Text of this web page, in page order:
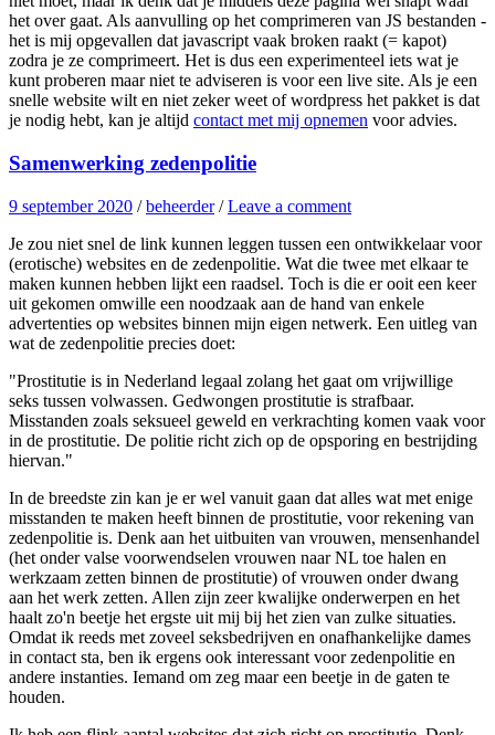
het over gaat. Als aanvulling op het comprimeren van JS bestanden -
het is mij opgevallen dat javascript vaak broken raakt (= kapot)
zodra je ze comprimeert. Het is dus een experimenteel iets wat je
kunt proberen maar niet te adviseren is voor een live site. Als je een
snelle website wilt en niet zeker weet of wordpress het pakket is dat
je nodig hebt, kan je altijd contact met mij opnemen voor advies.
Samenwerking zedenpolitie
9 september 2020 /beheerder /Leave a comment
Je zou niet snel de link kunnen leggen tussen een ontwikkelaar voor
(erotische) websites en de zedenpolitie. Wat die twee met elkaar te
maken kunnen hebben lijkt een raadsel. Toch is die er ooit een keer
uit gekomen omwille een noodzaak aan de hand van enkele
advertenties op websites binnen mijn eigen netwerk. Een uitleg van
wat de zedenpolitie precies doet:
"Prostitutie is in Nederland legaal zolang het gaat om vrijwillige
seks tussen volwassen. Gedwongen prostitutie is strafbaar.
Misstanden zoals seksueel geweld en verkrachting komen vaak voor
in de prostitutie. De politie richt zich op de opsporing en bestrijding
hiervan."
In de breedste zin kan je er wel vanuit gaan dat alles wat met enige
misstanden te maken heeft binnen de prostitutie, voor rekening van
zedenpolitie is. Denk aan het uitbuiten van vrouwen, mensenhandel
(het onder valse voorwendselen vrouwen naar NL toe halen en
werkzaam zetten binnen de prostitutie) of vrouwen onder dwang
aan het werk zetten. Allen zijn zeer kwalijke onderwerpen en het
haalt zo'n beetje het ergste uit mij bij het zien van zulke situaties.
Omdat ik reeds met zoveel seksbedrijven en onafhankelijke dames
in contact sta, ben ik ergens ook interessant voor zedenpolitie en
andere instanties. Iemand om zeg maar een beetje in de gaten te
houden.